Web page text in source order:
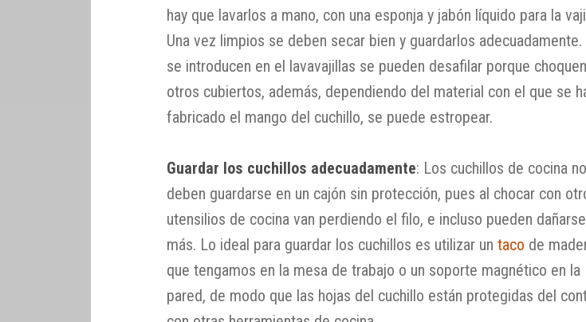
hay que lavarlos a mano, con una esponja y jabón líquido para la
Una vez limpios se deben secar bien y guardarlos adecuadamente.
se introducen en el lavavajillas se pueden desafilar porque
otros cubiertos, además, dependiendo del material con el que se
fabricado el mango del cuchillo, se puede estropear.
Guardar los cuchillos adecuadamente: Los cuchillos de cocina no
deben guardarse en un cajón sin protección, pues al chocar con
utensilios de cocina van perdiendo el filo, e incluso pueden dañarse
más. Lo ideal para guardar los cuchillos es utilizar untaco de
que tengamos en la mesa de trabajo o un soporte magnético en la
pared, de modo que las hojas del cuchillo están protegidas del